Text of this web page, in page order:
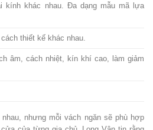
kính khác nhau. Đa dạng mẫu mã lựa
thiết kế khác nhau.
âm, cách nhiệt, kín khí cao, làm giảm
nhưng mỗi vách ngăn sẽ phù hợp